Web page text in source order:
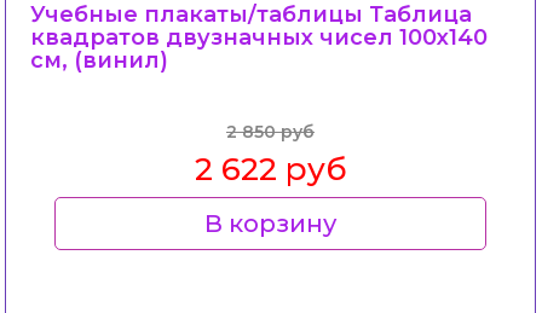
Учебные плакаты/таблицы Таблица
квадратов двузначных чисел 100x140
см, (винил)
2 850 руб
2 622 руб
В корзину